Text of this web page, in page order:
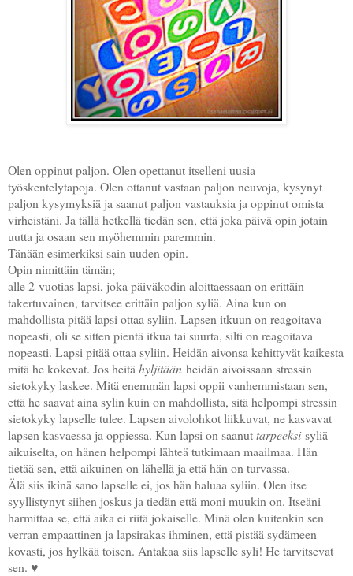
Olen oppinut paljon. Olen opettanut itselleni uusia
työskentelytapoja. Olen ottanut vastaan paljon neuvoja, kysynyt
paljon kysymyksiä ja saanut paljon vastauksia ja oppinut omista
virheistäni. Ja tällä hetkellä tiedän sen, että joka päivä opin jotain
uutta ja osaan sen myöhemmin paremmin.
Tänään esimerkiksi sain uuden opin.
Opin nimittäin tämän;
alle 2-vuotias lapsi, joka päiväkodin aloittaessaan on erittäin
takertuvainen, tarvitsee erittäin paljon syliä. Aina kun on
mahdollista pitää lapsi ottaa syliin. Lapsen itkuun on reagoitava
nopeasti, oli se sitten pientä itkua tai suurta, silti on reagoitava
nopeasti. Lapsi pitää ottaa syliin. Heidän aivonsa kehittyvät kaikesta
mitä he kokevat. Jos heitä hyljitään heidän aivoissaan stressin
sietokyky laskee. Mitä enemmän lapsi oppii vanhemmistaan sen,
että he saavat aina sylin kuin on mahdollista, sitä helpompi stressin
sietokyky lapselle tulee. Lapsen aivolohkot liikkuvat, ne kasvavat
lapsen kasvaessa ja oppiessa. Kun lapsi on saanuttarpeeksisyliä
aikuiselta, on hänen helpompi lähteä tutkimaan maailmaa. Hän
tietää sen, että aikuinen on lähellä ja että hän on turvassa.
Älä siis ikinä sano lapselle ei, jos hän haluaa syliin. Olen itse
syyllistynyt siihen joskus ja tiedän että moni muukin on. Itseäni
harmittaa se, että aika ei riitä jokaiselle. Minä olen kuitenkin sen
verran empaattinen ja lapsirakas ihminen, että pistää sydämeen
kovasti, jos hylkää toisen. Antakaa siis lapselle syli! He tarvitsevat
sen. ♥